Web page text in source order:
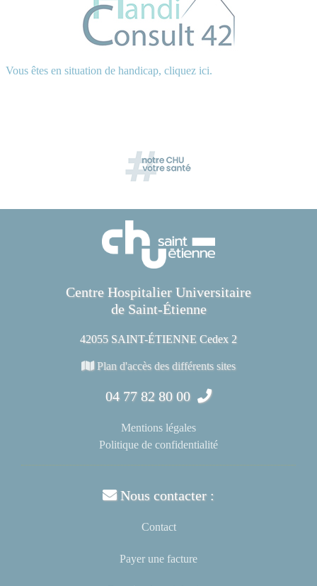
Vous êtes en situation de handicap, cliquez ici.
Centre Hospitalier Universitaire
de Saint-Étienne
42055 SAINT-ÉTIENNE Cedex 2
Plan d'accès des différents sites
04 77 82 80 00
Mentions légales
Politique de confidentialité
Nous contacter :
Contact
Payer une facture